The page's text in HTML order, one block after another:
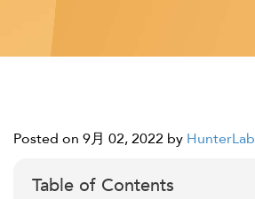
Posted on 9月 02, 2022 by HunterLab
Table of Contents